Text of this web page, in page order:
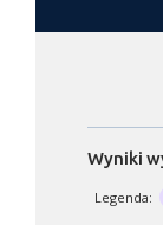
Wyniki
Legenda: